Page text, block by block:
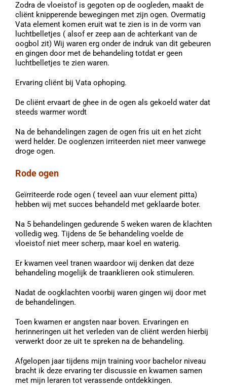
Zodra de vloeistof is gegoten op de oogleden, maakt de
cliënt knipperende bewegingen met zijn ogen. Overmatig
Vata element komen eruit wat te zien is in de vorm van
luchtbelletjes ( alsof er zeep aan de achterkant van de
oogbol zit) Wij waren erg onder de indruk van dit gebeuren
en gingen door met de behandeling totdat er geen
luchtbelletjes te zien waren.
Ervaring cliënt bij Vata ophoping.
De cliënt ervaart de ghee in de ogen als gekoeld water dat
steeds warmer wordt
Na de behandelingen zagen de ogen fris uit en het zicht
werd helder. De ooglenzen irriteerden niet meer vanwege
droge ogen.
Rode ogen
Geïrriteerde rode ogen ( teveel aan vuur element pitta)
hebben wij met succes behandeld met geklaarde boter.
Na 5 behandelingen gedurende 5 weken waren de klachten
volledig weg. Tijdens de 5e behandeling voelde de
vloeistof niet meer scherp, maar koel en waterig.
Er kwamen veel tranen waardoor wij denken dat deze
behandeling mogelijk de traanklieren ook stimuleren.
Nadat de oogklachten voorbij waren gingen wij door met
de behandelingen.
Toen kwamen er angsten naar boven. Ervaringen en
herinneringen uit het verleden van de cliënt werden hierbij
verwerkt door ze uit te spreken na de behandeling.
Afgelopen jaar tijdens mijn training voor bachelor niveau
bracht ik deze ervaring ter discussie en kwamen samen
met mijn leraren tot verassende ontdekkingen.